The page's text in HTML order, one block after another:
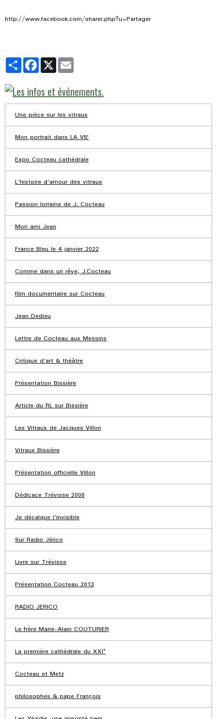
http://www.facebook.com/sharer.php?u=Partager
PartagerFacebook
X
Une pièce sur les vitraux
Mon portrait dans LA VIE
Expo Cocteau cathédrale
L'histoire d'amour des vitraux
Passion lorraine de J. Cocteau
Mon ami Jean
France Bleu le 4 janvier 2022
Comme dans un rêve, J.Cocteau
film documentaire sur Cocteau
Jean Dedieu
Lettre de Cocteau aux Messins
Critique d'art & théâtre
Présentation Bissière
Article du RL sur Bissière
Les Vitraux de Jacques Villon
Vitraux Bissière
Présentation officielle Villon
Dédicace Trévisse 2008
Je décalque l'invisible
Sur Radio Jérico
Livre sur Trévisse
Présentation Cocteau 2013
RADIO JERICO
Le frère Marie-Alain COUTURIER
La première cathédrale du XXI°
Cocteau et Metz
philosophes & pape François